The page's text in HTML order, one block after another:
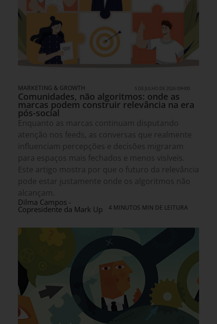
MARKETING & GROWTH 5 DE JULHO DE 2026 09H00
Comunidades, não algoritmos: onde as
marcas podem construir relevância na era
pós-social
Enquanto as marcas continuam disputando
atenção nos feeds, as conversas que realmente
influenciam percepções e decisões migraram
para espaços mais fechados e menos visíveis.
Este artigo mostra por que o futuro da relevância
pode estar justamente onde os algoritmos não
alcançam.
Dilma Campos -
Copresidente da Mark Up 4 MINUTOS MIN DE LEITURA